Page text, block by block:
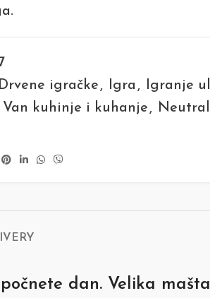
Drvene igračke , Igra , Igranje
Van kuhinje i kuhanje ,
dan. Velika